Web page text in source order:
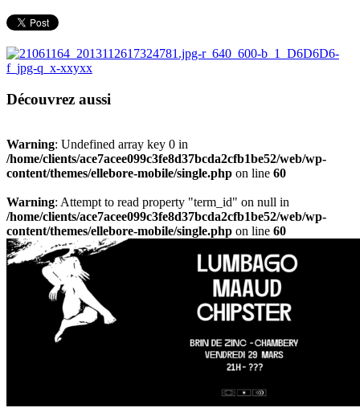
Découvrez aussi
Warning: Undefined array key 0 in
/home/clients/ace7acee099c3fe8d37bcda2cfb1be52/web/wp-
content/themes/ellebore-mobile/single.php on line 60
Warning: Attempt to read property "term_id" on null in
/home/clients/ace7acee099c3fe8d37bcda2cfb1be52/web/wp-
content/themes/ellebore-mobile/single.php on line 60